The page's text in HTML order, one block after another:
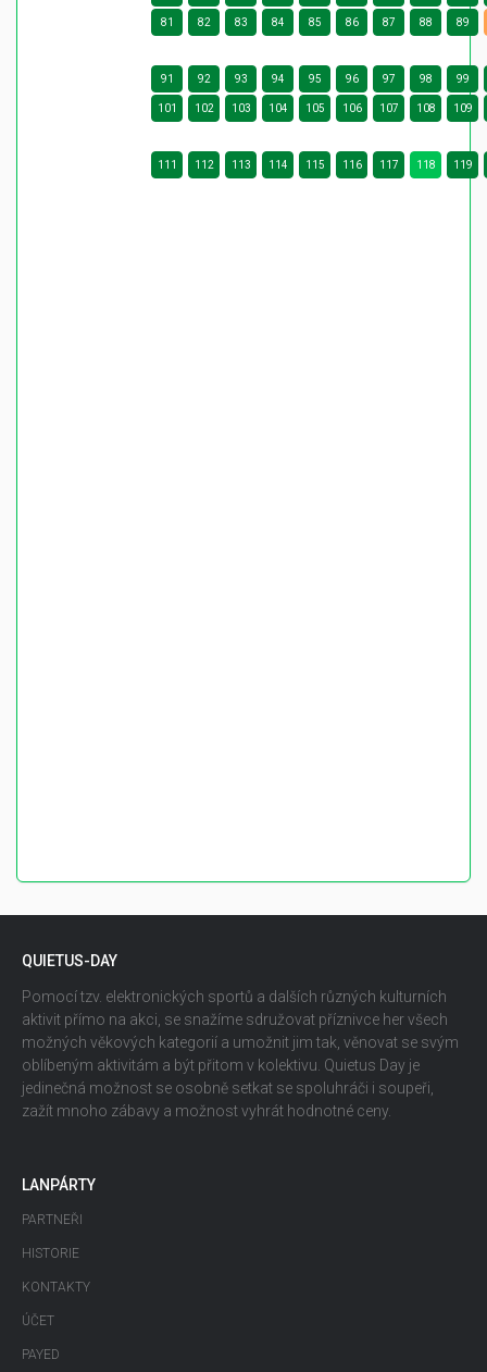
81 82 83 84 85 86 87 88 89
91 92 93 94 95 96 97 98 99
101 102 103 104 105 106 107 108 109
111 112 113 114 115 116 117 118 119
QUIETUS-DAY
Pomocí tzv. elektronických sportů a dalších různých kulturních
aktivit přímo na akci, se snažíme sdružovat příznivce her všech
možných věkových kategorií a umožnit jim tak, věnovat se svým
oblíbeným aktivitám a být přitom v kolektivu. Quietus Day je
jedinečná možnost se osobně setkat se spoluhráči i soupeři,
zažít mnoho zábavy a možnost vyhrát hodnotné ceny.
LANPÁRTY
PARTNEŘI
HISTORIE
KONTAKTY
ÚČET
PAYED